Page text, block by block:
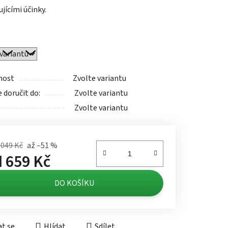
účinky.
Zvolte variantu
doručit do:
Zvolte variantu
Zvolte variantu
Kč až –51 %
659 Kč
cena: DO KOŠÍKU